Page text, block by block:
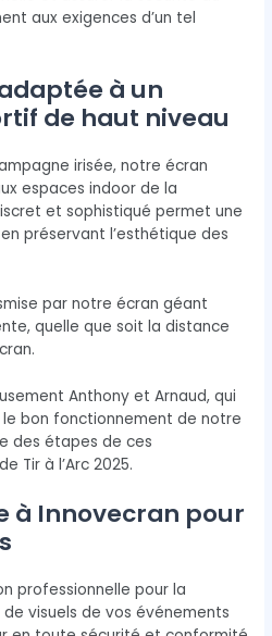
aux exigences d’un tel
à un
de haut niveau
irisée, notre écran
espaces indoor de la
et sophistiqué permet une
préservant l’esthétique des
par notre écran géant
quelle que soit la distance
Anthony et Arnaud, qui
bon fonctionnement de notre
des étapes de ces
Tir à l’Arc 2025.
à Innovecran pour
professionnelle pour la
visuels de vos événements